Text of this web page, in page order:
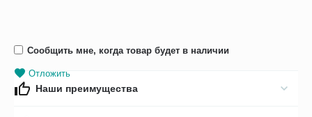
Сообщить мне, когда товар будет в наличии
Отложить
Наши преимущества